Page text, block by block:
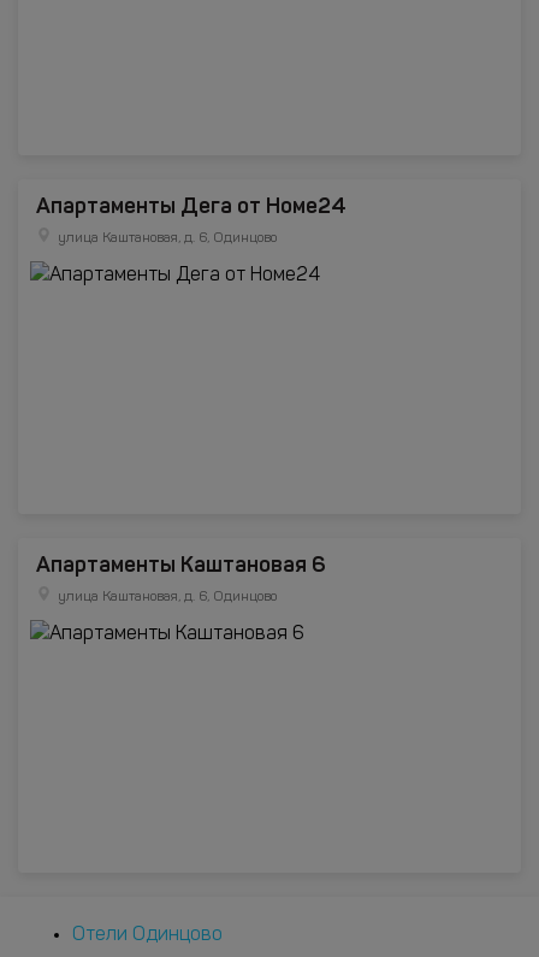
Апартаменты Дега от Номе24
улица Каштановая, д. 6, Одинцово
Апартаменты Каштановая 6
улица Каштановая, д. 6, Одинцово
Отели Одинцово